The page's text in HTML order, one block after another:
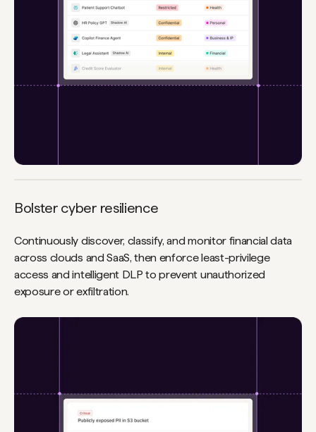
Bolster cyber resilience
Continuously discover, classify, and monitor financial data
across clouds and SaaS, then enforce least-privilege
access and intelligent DLP to prevent unauthorized
exposure or exfiltration.